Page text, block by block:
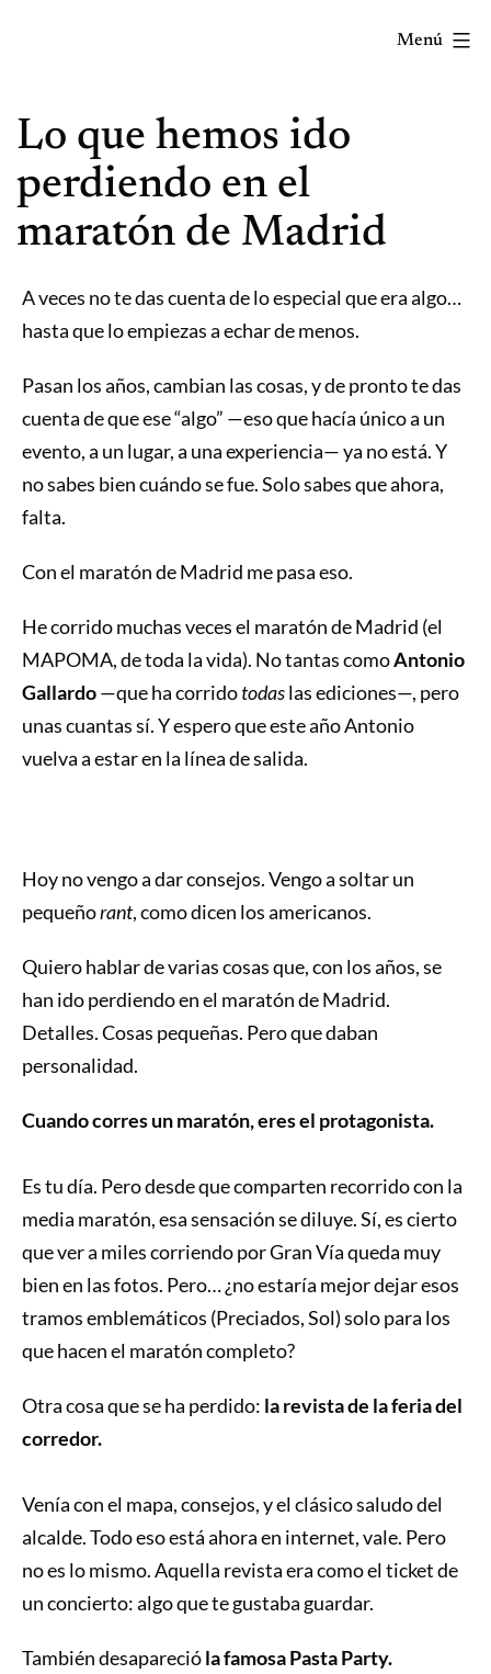
mola...
lo
sabes!
Menú
Lo que hemos ido
perdiendo en el
maratón de Madrid
A veces no te das cuenta de lo especial que era algo…
hasta que lo empiezas a echar de menos.
Pasan los años, cambian las cosas, y de pronto te das
cuenta de que ese “algo” —eso que hacía único a un
evento, a un lugar, a una experiencia— ya no está. Y
no sabes bien cuándo se fue. Solo sabes que ahora,
falta.
Con el maratón de Madrid me pasa eso.
He corrido muchas veces el maratón de Madrid (el
MAPOMA, de toda la vida). No tantas comoAntonio
Gallardo—que ha corridotodaslas ediciones—, pero
unas cuantas sí. Y espero que este año Antonio
vuelva a estar en la línea de salida.
Hoy no vengo a dar consejos. Vengo a soltar un
pequeñorant, como dicen los americanos.
Quiero hablar de varias cosas que, con los años, se
han ido perdiendo en el maratón de Madrid.
Detalles. Cosas pequeñas. Pero que daban
personalidad.
Cuando corres un maratón, eres el protagonista.
Es tu día. Pero desde que comparten recorrido con la
media maratón, esa sensación se diluye. Sí, es cierto
que ver a miles corriendo por Gran Vía queda muy
bien en las fotos. Pero… ¿no estaría mejor dejar esos
tramos emblemáticos (Preciados, Sol) solo para los
que hacen el maratón completo?
Otra cosa que se ha perdido: la revista de la feria del
corredor.
Venía con el mapa, consejos, y el clásico saludo del
alcalde. Todo eso está ahora en internet, vale. Pero
no es lo mismo. Aquella revista era como el ticket de
un concierto: algo que te gustaba guardar.
También desaparecióla famosa Pasta Party.